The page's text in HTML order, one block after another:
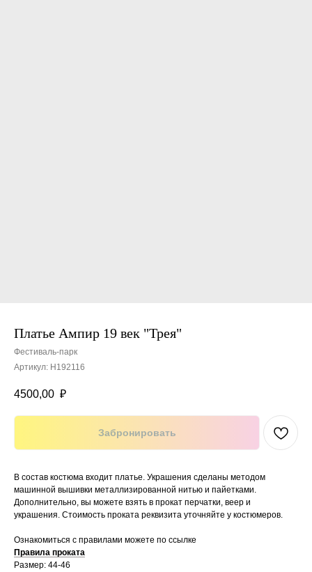
Платье Ампир 19 век "Трея"
Фестиваль-парк
Артикул: Н192116
4500,00 ₽
Забронировать
В состав костюма входит платье. Украшения сделаны методом
машинной вышивки металлизированной нитью и пайетками.
Дополнительно, вы можете взять в прокат перчатки, веер и
украшения. Стоимость проката реквизита уточняйте у костюмеров.
Ознакомиться с правилами можете по ссылке
Правила проката
Размер: 44-46